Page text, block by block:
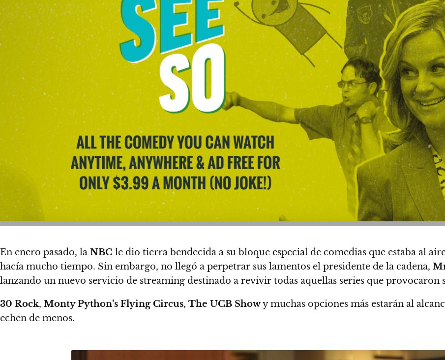
En enero pasado, la NBC le dio tierra bendecida a su bloque especial de comedias que estaba al
hacía mucho tiempo. Sin embargo, no llegó a perpetrar sus lamentos el presidente de la cadena,
lanzando un nuevo servicio de streaming destinado a revivir todas aquellas series que provocaron
30 Rock, Monty Python’s Flying Circus, The UCB Showy muchas opciones más estarán al
echen de menos.